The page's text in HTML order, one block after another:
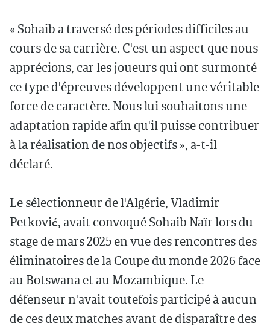
« Sohaib a traversé des périodes difficiles au
cours de sa carrière. C'est un aspect que nous
apprécions, car les joueurs qui ont surmonté
ce type d'épreuves développent une véritable
force de caractère. Nous lui souhaitons une
adaptation rapide afin qu'il puisse contribuer
à la réalisation de nos objectifs », a-t-il
déclaré.
Le sélectionneur de l'Algérie, Vladimir
Petković, avait convoqué Sohaib Naïr lors du
stage de mars 2025 en vue des rencontres des
éliminatoires de la Coupe du monde 2026 face
au Botswana et au Mozambique. Le
défenseur n'avait toutefois participé à aucun
de ces deux matches avant de disparaître des